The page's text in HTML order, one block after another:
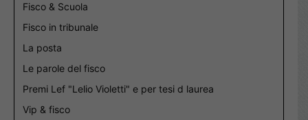
Fisco & Scuola
Fisco in tribunale
La posta
Le parole del fisco
Premi Lef "Lelio Violetti" e per tesi d laurea
Vip & fisco